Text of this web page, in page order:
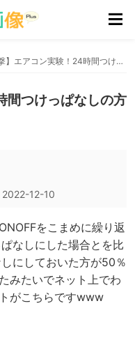
【衝撃】エアコン実験！24時間つけっぱなしの方が50％も光熱量削減ww
間つけっぱなしの方
2022-12-10
をこまめに繰り返
なしにした場合とを比
にしておいた方が50％
みたいでネット上でわ
がこちらですwww